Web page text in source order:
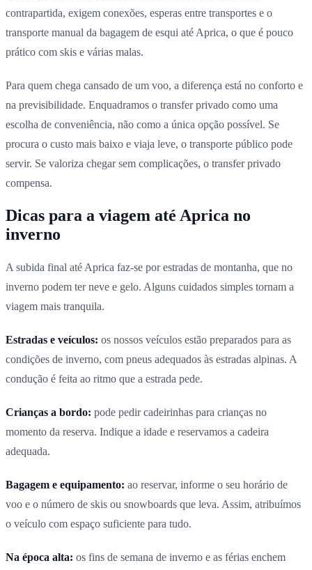
contrapartida, exigem conexões, esperas entre transportes e o
transporte manual da bagagem de esqui até Aprica, o que é pouco
prático com skis e várias malas.
Para quem chega cansado de um voo, a diferença está no conforto e
na previsibilidade. Enquadramos o transfer privado como uma
escolha de conveniência, não como a única opção possível. Se
procura o custo mais baixo e viaja leve, o transporte público pode
servir. Se valoriza chegar sem complicações, o transfer privado
compensa.
Dicas para a viagem até Aprica no
inverno
A subida final até Aprica faz-se por estradas de montanha, que no
inverno podem ter neve e gelo. Alguns cuidados simples tornam a
viagem mais tranquila.
Estradas e veículos: os nossos veículos estão preparados para as
condições de inverno, com pneus adequados às estradas alpinas. A
condução é feita ao ritmo que a estrada pede.
Crianças a bordo: pode pedir cadeirinhas para crianças no
momento da reserva. Indique a idade e reservamos a cadeira
adequada.
Bagagem e equipamento: ao reservar, informe o seu horário de
voo e o número de skis ou snowboards que leva. Assim, atribuímos
o veículo com espaço suficiente para tudo.
Na época alta: os fins de semana de inverno e as férias enchem